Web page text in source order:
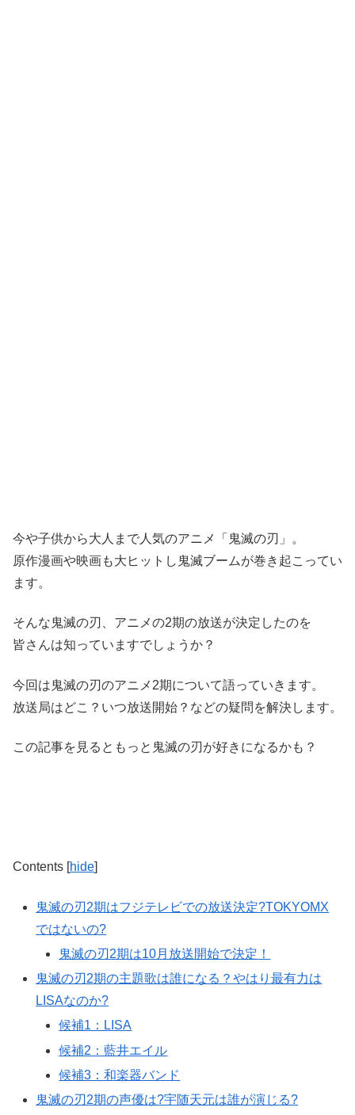
今や子供から大人まで人気のアニメ「鬼滅の刃」。
原作漫画や映画も大ヒットし鬼滅ブームが巻き起こってい
ます。
そんな鬼滅の刃、アニメの2期の放送が決定したのを
皆さんは知っていますでしょうか？
今回は鬼滅の刃のアニメ2期について語っていきます。
放送局はどこ？いつ放送開始？などの疑問を解決します。
この記事を見るともっと鬼滅の刃が好きになるかも？
Contents [hide]
鬼滅の刃2期はフジテレビでの放送決定?TOKYOMX
ではないの?
鬼滅の刃2期は10月放送開始で決定！
鬼滅の刃2期の主題歌は誰になる？やはり最有力は
LISAなのか?
候補1：LISA
候補2：藍井エイル
候補3：和楽器バンド
鬼滅の刃2期の声優は?宇随天元は誰が演じる?